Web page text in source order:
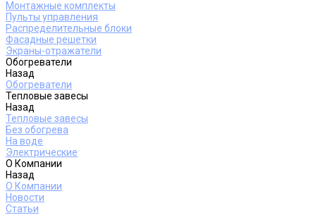
Монтажные комплекты
Пульты управления
Распределительные блоки
Фасадные решетки
Экраны-отражатели
Обогреватели
Назад
Обогреватели
Тепловые завесы
Назад
Тепловые завесы
Без обогрева
На воде
Электрические
О Компании
Назад
О Компании
Новости
Статьи